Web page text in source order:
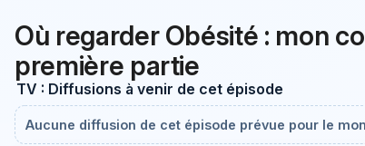
Où regarder Obésité : mon
première partie
TV : Diffusions à venir de cet épisode
Aucune diffusion de cet épisode prévue pour le